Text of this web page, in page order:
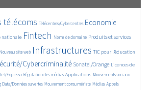
télécoms Télécentres/Cybercentres Economie
nationale Fintech Noms de domaine Produits et services
Nouveau site web Infrastructures TIC pour l’éducation
Cybercriminalité Sonatel/Orange Licences de
Expresso Régulation des médias Applications Mouvements sociaux
Data/Données ouvertes Mouvement consumériste Médias Appels